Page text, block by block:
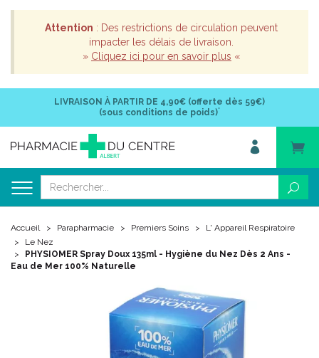
Attention : Des restrictions de circulation peuvent
impacter les délais de livraison.
» Cliquez ici pour en savoir plus «
LIVRAISON À PARTIR DE 4,90€ (offerte dès 59€)
(sous conditions de poids)*
Accueil Parapharmacie Premiers Soins
L' Appareil Respiratoire
Le Nez
PHYSIOMER Spray Doux 135ml - Hygiène du Nez Dès 2 Ans -
Eau de Mer 100% Naturelle